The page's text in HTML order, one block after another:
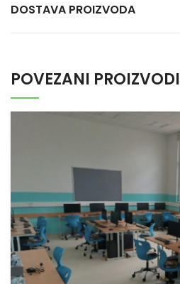
DOSTAVA PROIZVODA
POVEZANI PROIZVODI